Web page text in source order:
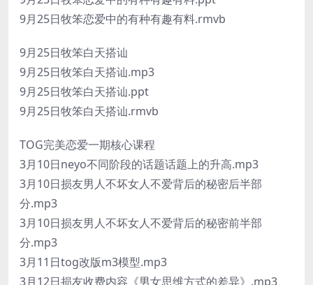
9月25日牧笨恋爱中的有种有趣有料.rmvb
9月25日牧笨白天搭讪
9月25日牧笨白天搭讪.mp3
9月25日牧笨白天搭讪.ppt
9月25日牧笨白天搭讪.rmvb
TOG完美恋爱一期核心课程
3月10日neyo不同阶段的话题话题上的升高.mp3
3月10日损友男人不坏女人不爱背后的秘密后半部
分.mp3
3月10日损友男人不坏女人不爱背后的秘密前半部
分.mp3
3月11日tog改版m3模型.mp3
3月12日损友收费内容《男女思维方式的差异》.mp3